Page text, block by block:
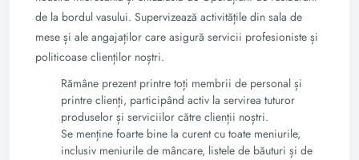
de la bordul vasului. Supervizează activitățile din sala de
mese și ale angajaților care asigură servicii profesioniste și
politicoase clienților noștri.
Rămâne prezent printre toți membrii de personal și
printre clienți, participând activ la servirea tuturor
produselor și serviciilor către clienții noștri.
Se menține foarte bine la curent cu toate meniurile,
inclusiv meniurile de mâncare, listele de băuturi și de